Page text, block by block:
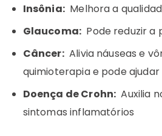
Insônia:Melhora a
Glaucoma: Pode reduzir a
Câncer:Alivia náuseas e
quimioterapia e pode
Doença de Crohn: Auxilia
sintomas inflamatórios